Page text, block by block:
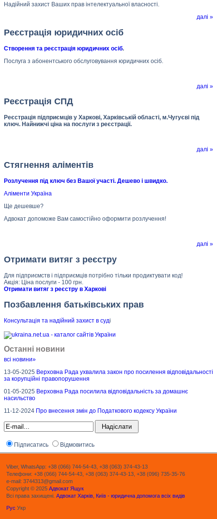
Надійний захист Ваших прав інтелектуальної власності.
далі »
Реєстрація юридичних осіб
Створення та реєстрація юридичних осіб.
Послуга з абонентського обслуговування юридичних осіб.
далі »
Реєстрація СПД
Реєстрація підприємців у Харкові, Харківській області, м.Чугуєві під
ключ. Найнижчі ціна на послуги з реєстрації.
далі »
Стягнення аліментів
Розлучення під ключ без Вашої участі. Дешево і швидко.
Аліменти Україна
Ще дешевше?
Адвокат допоможе Вам самостійно оформити розлучення!
далі »
Отримати витяг з реєстру
Для підприємств і підприємців потрібно тільки продиктувати код!
Акція: Ціна послуги - 100 грн.
Отримати витяг з реєстру в Харкові
Позбавлення батьківських прав
Консультація та надійний захист в суді
Останні новини
всі новини»
13-05-2025 Верховна Рада ухвалила закон про посилення відповідальності
за корупційні правопорушення
01-05-2025 Верховна Рада посилила відповідальність за домашнє
насильство
11-12-2024 Про внесення змін до Податкового кодексу України
Підписатись Відмовитись
Viber, WhatsApp: +38 (066) 744-54-43, +38 (063) 374-43-13
Телефони: +38 (066) 744-54-43, +38 (063) 374-43-13, +38 (096) 735-35-76
e-mail: 3744313@gmail.com
Copyright © 2025 Адвокат Ящук
Всі права захищені. Адвокат Харків, Київ - юридична допомога всіх видів
Рус Укр